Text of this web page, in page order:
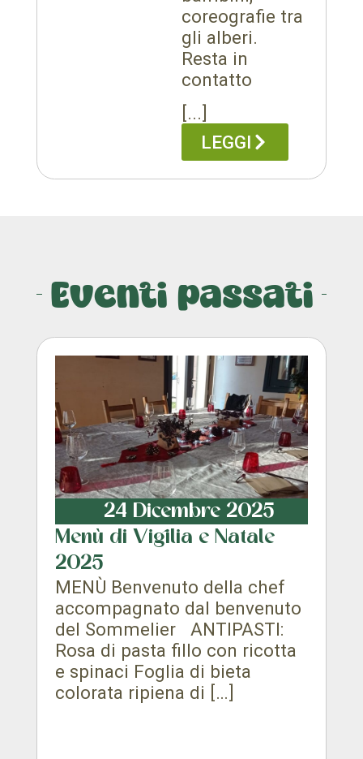
coreografie tra
gli alberi.
Resta in
contatto
[...]
LEGGI
Eventi passati
24 Dicembre 2025
Menù di Vigilia e Natale
2025
MENÙ Benvenuto della chef
accompagnato dal benvenuto
del Sommelier ANTIPASTI:
Rosa di pasta fillo con ricotta
e spinaci Foglia di bieta
colorata ripiena di […]